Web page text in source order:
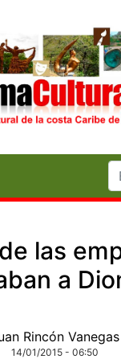
las
a
Rincón Vanegas
14/01/2015 - 06:50